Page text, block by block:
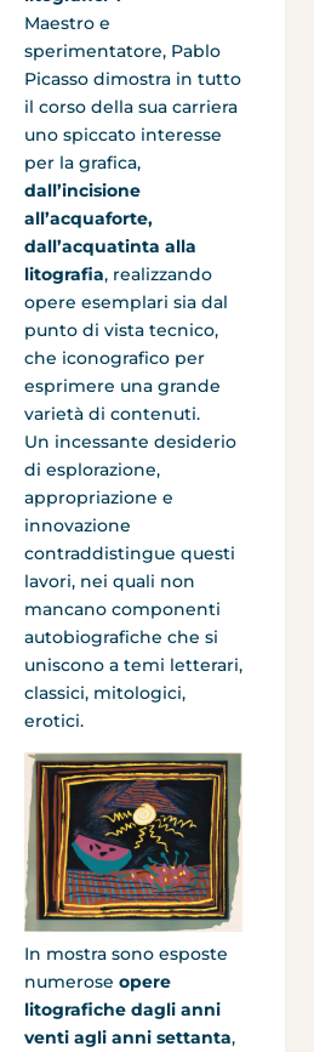
Maestro e
sperimentatore, Pablo
Picasso dimostra in tutto
il corso della sua carriera
uno spiccato interesse
per la grafica,
dall’incisione
all’acquaforte,
dall’acquatinta alla
litografia, realizzando
opere esemplari sia dal
punto di vista tecnico,
che iconografico per
esprimere una grande
varietà di contenuti.
Un incessante desiderio
di esplorazione,
appropriazione e
innovazione
contraddistingue questi
lavori, nei quali non
mancano componenti
autobiografiche che si
uniscono a temi letterari,
classici, mitologici,
erotici.
In mostra sono esposte
numerose opere
litografiche dagli anni
venti agli anni settanta,